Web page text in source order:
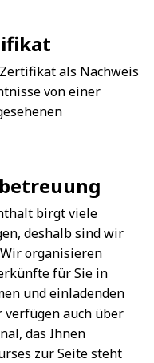
als Nachweis
von einer
birgt viele
deshalb sind wir
organisieren
für Sie in
und einladenden
verfügen auch über
das Ihnen
zur Seite steht